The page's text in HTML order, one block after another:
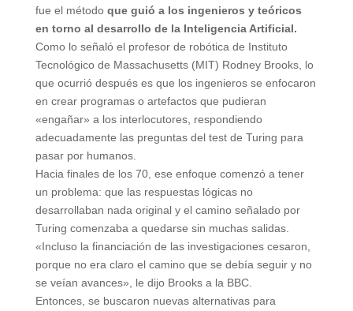
fue el método que guió a los ingenieros y teóricos
en torno al desarrollo de la Inteligencia Artificial.
Como lo señaló el profesor de robótica de Instituto
Tecnológico de Massachusetts (MIT) Rodney Brooks, lo
que ocurrió después es que los ingenieros se enfocaron
en crear programas o artefactos que pudieran
«engañar» a los interlocutores, respondiendo
adecuadamente las preguntas del test de Turing para
pasar por humanos.
Hacia finales de los 70, ese enfoque comenzó a tener
un problema: que las respuestas lógicas no
desarrollaban nada original y el camino señalado por
Turing comenzaba a quedarse sin muchas salidas.
«Incluso la financiación de las investigaciones cesaron,
porque no era claro el camino que se debía seguir y no
se veían avances», le dijo Brooks a la BBC.
Entonces, se buscaron nuevas alternativas para